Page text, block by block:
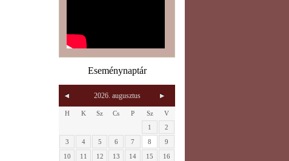
Eseménynaptár
2026. augusztus
H K Sz Cs P Sz
V
1
2
3
4 5 6 7 8
9
10
11 12 13 14 15
16